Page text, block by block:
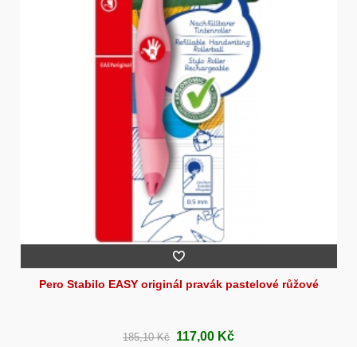
Pero Stabilo EASY originál pravák pastelové růžové
185,10 Kč 117,00 Kč